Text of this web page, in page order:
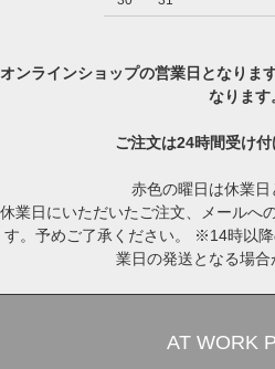
オンラインショップの営業日となりま
なります
ご注文は24時間受け
赤色の曜日は休業日
休業日にいただいたご注文、メールへ
す。予めご了承ください。 ※14時以
業日の発送となる場合
AT WORK